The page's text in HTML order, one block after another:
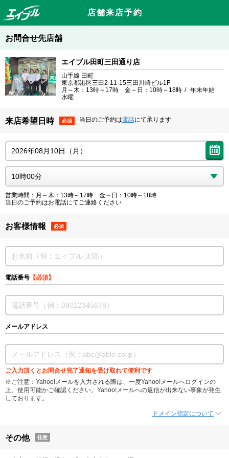
店舗来店予約
お問合せ先店舗
エイブル田町三田通り店
山手線 田町
東京都港区三田2-11-15三田川崎ビル1F
月～木：13時～17時 金～日：10時～18時
年末年始
水曜
来店希望日時 必須 当日のご予約は電話にて承ります
営業時間：月～木：13時～17時 金～日：10時～18時
当日のご予約はお電話にてご連絡ください
お客様情報 必須
電話番号 【必須】
メールアドレス
ご入力頂くとお問合せ完了通知を受け取れて便利です
※ご注意：Yahoo!メールを入力される際は、一度Yahoo!メールへログインの
上、使用可能かご確認ください。Yahoo!メールへの返信が出来ない事象が発生
しております。
ドメイン指定について
その他 任意